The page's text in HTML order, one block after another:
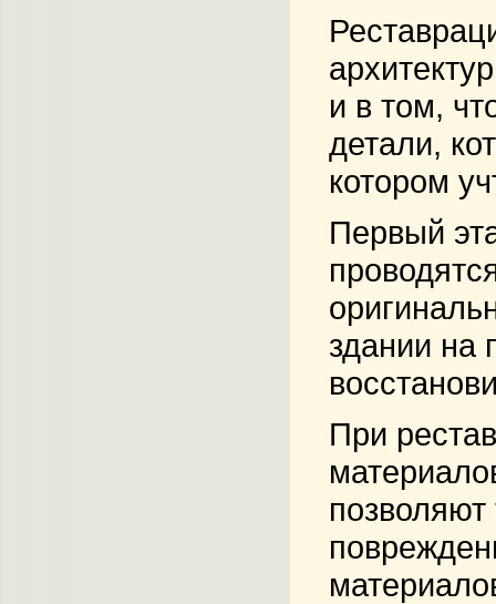
и в том,
детали,
котором
Первый
здании на
При
позволяют